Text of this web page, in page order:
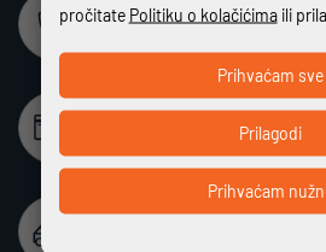
Sigurna online kupovina
Različiti način plaćanja na rate bez
pročitate Politiku o kolačićimaili
Prihvaćam
Prilagodi
Prihvaćam sve